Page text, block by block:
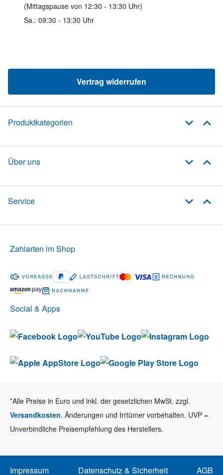
(Mittagspause von 12:30 - 13:30 Uhr)
Sa.: 09:30 - 13:30 Uhr
Vertrag widerrufen
Produktkategorien
Über uns
Service
Social & Apps
Zahlarten im Shop
*Alle Preise in Euro und inkl. der gesetzlichen MwSt. zzgl.
Versandkosten. Änderungen und Irrtümer vorbehalten. UVP =
Unverbindliche Preisempfehlung des Herstellers.
Impressum Datenschutz & Sicherheit AGB